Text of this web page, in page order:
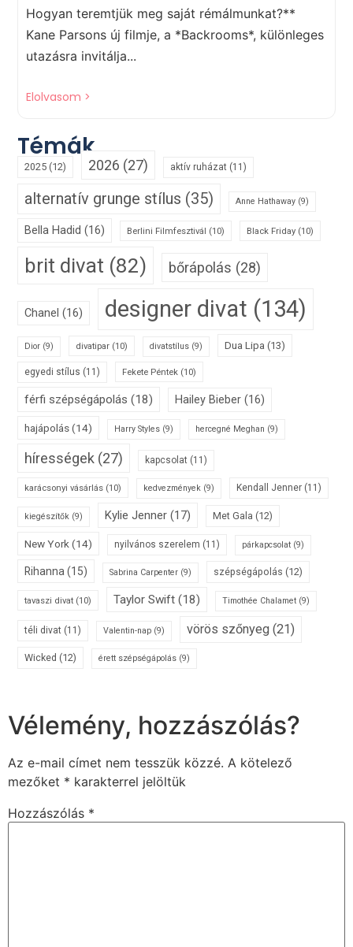
Hogyan teremtjük meg saját rémálmunkat?**
Kane Parsons új filmje, a *Backrooms*, különleges
utazásra invitálja...
Elolvasom >
Témák
2025 (12) 2026 (27) aktív ruházat (11)
alternatív grunge stílus (35) Anne Hathaway (9)
Bella Hadid (16) Berlini Filmfesztivál (10) Black Friday (10)
brit divat (82) bőrápolás (28)
Chanel (16) designer divat (134)
Dior (9) divatipar (10) divatstílus (9) Dua Lipa (13)
egyedi stílus (11) Fekete Péntek (10)
férfi szépségápolás (18) Hailey Bieber (16)
hajápolás(14) Harry Styles (9) hercegné Meghan (9)
hírességek (27) kapcsolat (11)
karácsonyi vásárlás (10) kedvezmények (9) Kendall Jenner (11)
kiegészítők (9) Kylie Jenner (17) Met Gala (12)
New York (14) nyilvános szerelem (11) párkapcsolat (9)
Rihanna (15) Sabrina Carpenter (9) szépségápolás (12)
tavaszi divat (10) Taylor Swift (18) Timothée Chalamet (9)
téli divat (11) Valentin-nap (9) vörös szőnyeg (21)
Wicked (12) érett szépségápolás (9)
Vélemény, hozzászólás?
Az e-mail címet nem tesszük közzé. A kötelező
mezőket * karakterrel jelöltük
Hozzászólás *